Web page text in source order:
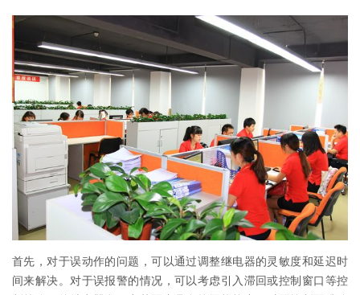
首先，对于误动作的问题，可以通过调整继电器的灵敏度和延迟时
间来解决。对于误报警的情况，可以考虑引入滞回或控制窗口等控